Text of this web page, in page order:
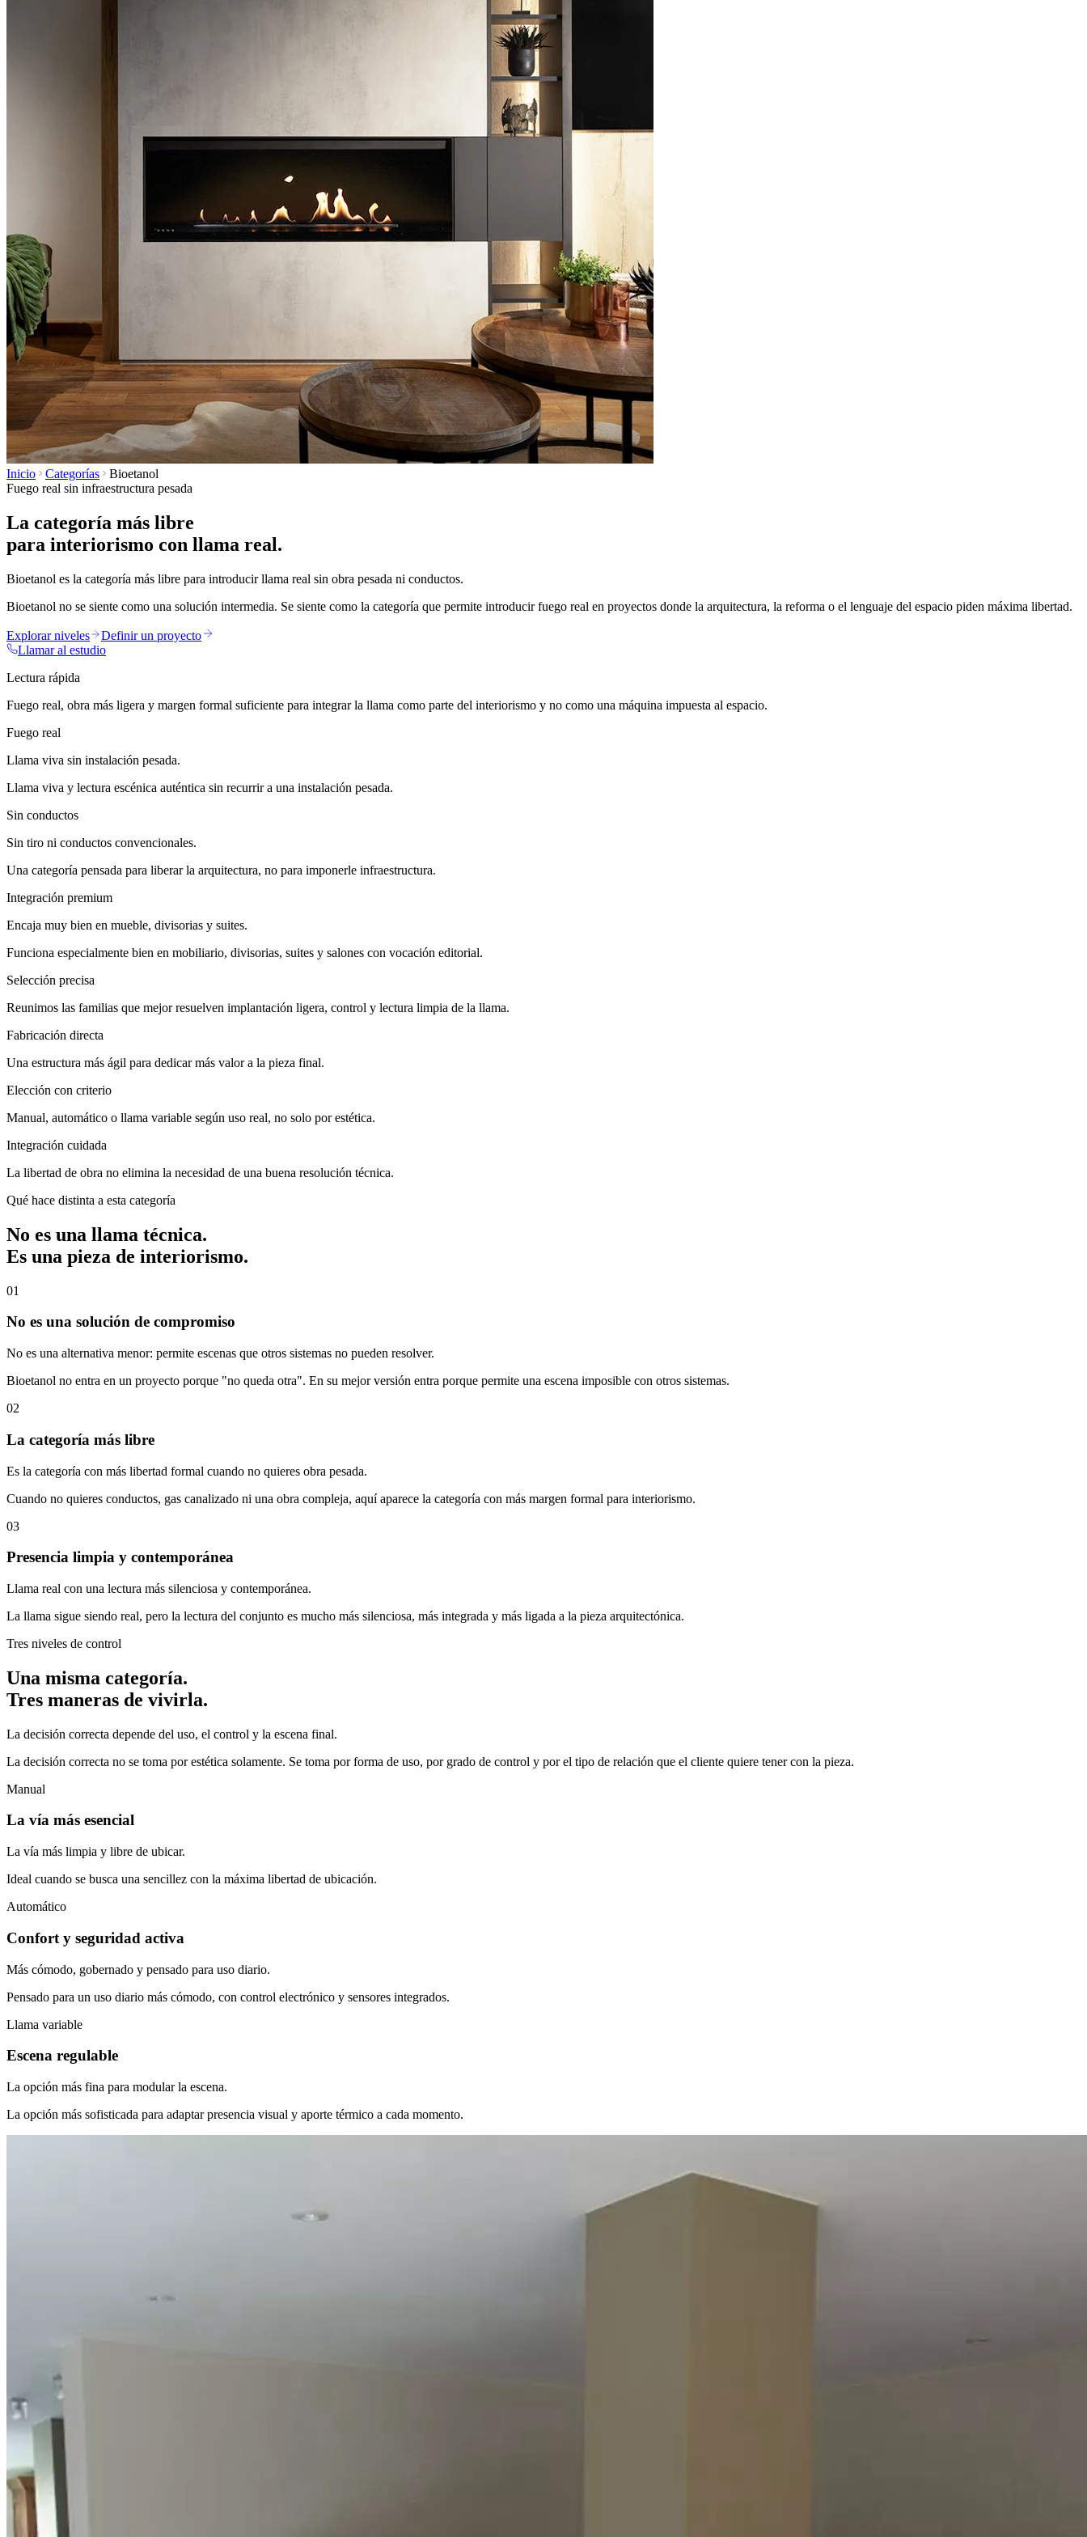
Inicio Categorías
Bioetanol
Fuego real sin infraestructura pesada
La categoría más libre
para interiorismo con llama real.
Bioetanol es la categoría más libre para introducir llama real sin obra pesada ni conductos.
Bioetanol no se siente como una solución intermedia. Se siente como la categoría que permite introducir fuego real en proyectos donde la arquitectura, la reforma o el lenguaje del espacio piden máxima libertad.
Explorar niveles
Definir un proyecto
Llamar al estudio
Lectura rápida
Fuego real, obra más ligera y margen formal suficiente para integrar la llama como parte del interiorismo y no como una máquina impuesta al espacio.
Fuego real
Llama viva sin instalación pesada.
Llama viva y lectura escénica auténtica sin recurrir a una instalación pesada.
Sin conductos
Sin tiro ni conductos convencionales.
Una categoría pensada para liberar la arquitectura, no para imponerle infraestructura.
Integración premium
Encaja muy bien en mueble, divisorias y suites.
Funciona especialmente bien en mobiliario, divisorias, suites y salones con vocación editorial.
Selección precisa
Reunimos las familias que mejor resuelven implantación ligera, control y lectura limpia de la llama.
Fabricación directa
Una estructura más ágil para dedicar más valor a la pieza final.
Elección con criterio
Manual, automático o llama variable según uso real, no solo por estética.
Integración cuidada
La libertad de obra no elimina la necesidad de una buena resolución técnica.
Qué hace distinta a esta categoría
No es una llama técnica.
Es una pieza de interiorismo.
01
No es una solución de compromiso
No es una alternativa menor: permite escenas que otros sistemas no pueden resolver.
Bioetanol no entra en un proyecto porque "no queda otra". En su mejor versión entra porque permite una escena imposible con otros sistemas.
02
La categoría más libre
Es la categoría con más libertad formal cuando no quieres obra pesada.
Cuando no quieres conductos, gas canalizado ni una obra compleja, aquí aparece la categoría con más margen formal para interiorismo.
03
Presencia limpia y contemporánea
Llama real con una lectura más silenciosa y contemporánea.
La llama sigue siendo real, pero la lectura del conjunto es mucho más silenciosa, más integrada y más ligada a la pieza arquitectónica.
Tres niveles de control
Una misma categoría.
Tres maneras de vivirla.
La decisión correcta depende del uso, el control y la escena final.
La decisión correcta no se toma por estética solamente. Se toma por forma de uso, por grado de control y por el tipo de relación que el cliente quiere tener con la pieza.
Manual
La vía más esencial
La vía más limpia y libre de ubicar.
Ideal cuando se busca una sencillez con la máxima libertad de ubicación.
Automático
Confort y seguridad activa
Más cómodo, gobernado y pensado para uso diario.
Pensado para un uso diario más cómodo, con control electrónico y sensores integrados.
Llama variable
Escena regulable
La opción más fina para modular la escena.
La opción más sofisticada para adaptar presencia visual y aporte térmico a cada momento.